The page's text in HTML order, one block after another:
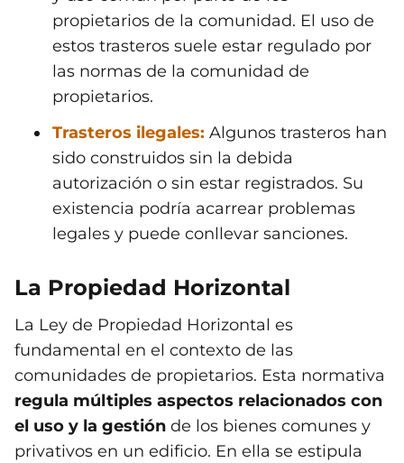
propietarios de la comunidad. El uso de
estos trasteros suele estar regulado por
las normas de la comunidad de
propietarios.
Trasteros ilegales: Algunos trasteros han
sido construidos sin la debida
autorización o sin estar registrados. Su
existencia podría acarrear problemas
legales y puede conllevar sanciones.
La Propiedad Horizontal
La Ley de Propiedad Horizontal es
fundamental en el contexto de las
comunidades de propietarios. Esta normativa
regula múltiples aspectos relacionados con
el uso y la gestión de los bienes comunes y
privativos en un edificio. En ella se estipula